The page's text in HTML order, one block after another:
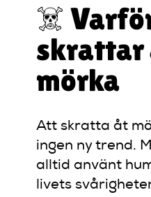
☠️
skrattar
mörka
Att skratta åt
ingen ny trend.
alltid använt
livets